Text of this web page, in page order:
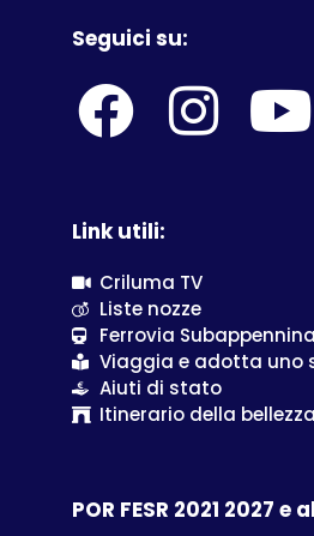
Seguici su:
Link utili:
Criluma TV
Liste nozze
Ferrovia
Viaggia e adotta uno
Aiuti di stato
Itinerario della bellezza
POR FESR 2021 2027